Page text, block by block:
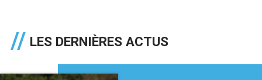
LES DERNIÈRES ACTUS